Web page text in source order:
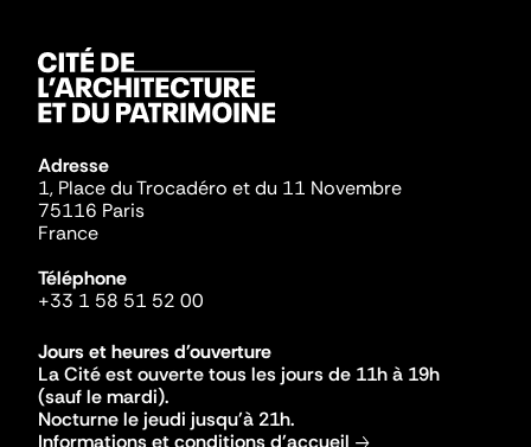
Adresse
1, Place du Trocadéro et du 11 Novembre
75116 Paris
France
Téléphone
+33 1 58 51 52 00
Jours et heures d'ouverture
La Cité est ouverte tous les jours de 11h à 19h
(sauf le mardi).
Nocturne le jeudi jusqu'à 21h.
Informations et conditions d'accueil